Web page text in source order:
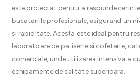
este proiectat pentru a raspunde
bucatariile profesionale, asigurand un
si rapiditate. Acesta este ideal pentru
laboratoare de patiserie si cofetarie,
comerciale, unde utilizarea intensiva a
echipamente de calitate superioara.